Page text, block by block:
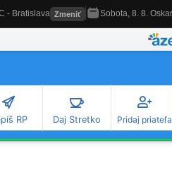
RP Daj Stretko Pridaj priateľa